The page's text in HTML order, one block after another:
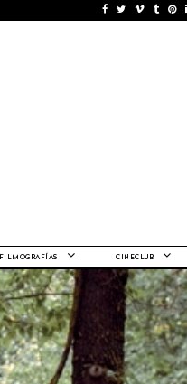
FILMOGRAFÍAS CINECLUB